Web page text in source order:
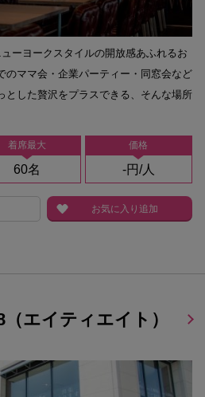
着席最大
60名
価格
-円/人
ーヨークスタイルの開放感あふれるお
のママ会・企業パーティー・同窓会など
とした贅沢をプラスできる、そんな場所
お気に入り追加
（エイティエイト）